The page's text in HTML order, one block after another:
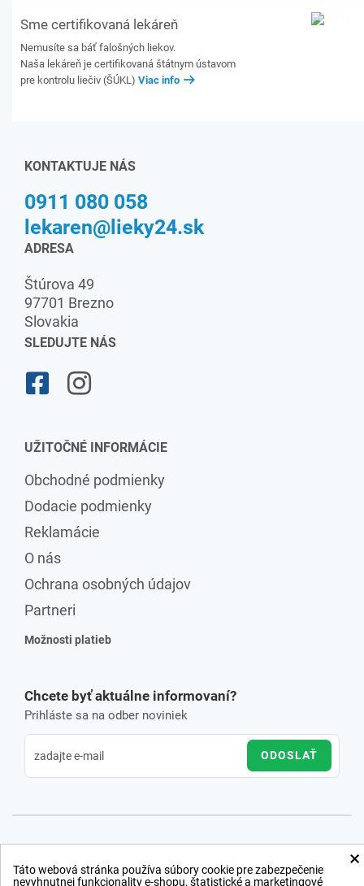
Sme certifikovaná lekáreň
Nemusíte sa báť falošných liekov.
Naša lekáreň je certifikovaná štátnym ústavom
pre kontrolu liečiv (ŠÚKL) Viac info
KONTAKTUJE NÁS
0911 080 058
lekaren@lieky24.sk
ADRESA
Štúrova 49
97701 Brezno
Slovakia
SLEDUJTE NÁS
UŽITOČNÉ INFORMÁCIE
Obchodné podmienky
Dodacie podmienky
Reklamácie
O nás
Ochrana osobných údajov
Partneri
Možnosti platieb
Chcete byť aktuálne informovaní?
Prihláste sa na odber noviniek
ODOSLAŤ
×
Táto webová stránka používa súbory cookie pre zabezpečenie
nevyhnutnej funkcionality e-shopu, štatistické a marketingové